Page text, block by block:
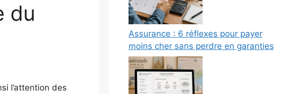
du
l’attention des
Assurance : 6 réflexes pour payer
moins cher sans perdre en garanties